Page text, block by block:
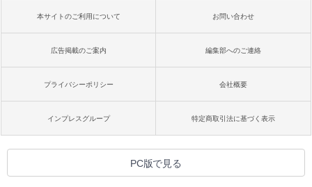
本サイトのご利用について お問い合わせ
広告掲載のご案内 編集部へのご連絡
プライバシーポリシー 会社概要
インプレスグループ 特定商取引法に基づく表示
PC版で見る